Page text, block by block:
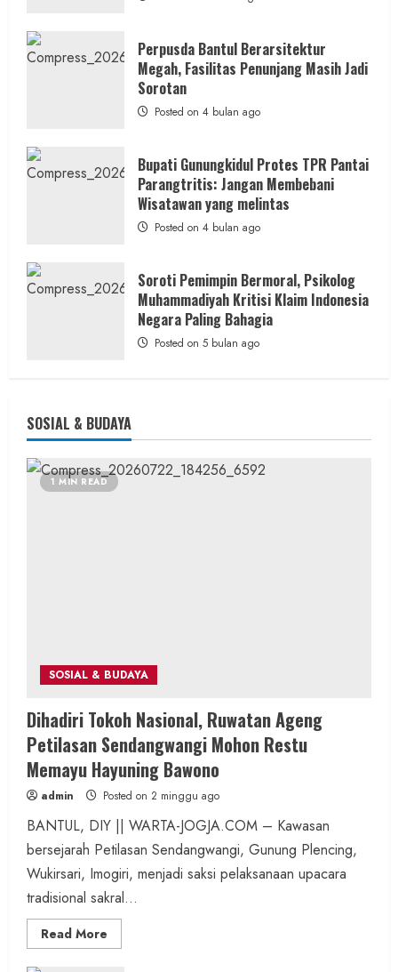
Separuhnya
Kontraktor:
Ketum
PWRI
Minta
Perpusda Bantul Berarsitektur
Megah, Fasilitas Penunjang Masih Jadi
Sorotan
Posted on 4 bulan ago
Bupati Gunungkidul Protes TPR Pantai
Parangtritis: Jangan Membebani
Wisatawan yang melintas
Posted on 4 bulan ago
Soroti Pemimpin Bermoral, Psikolog
Muhammadiyah Kritisi Klaim Indonesia
Negara Paling Bahagia
Posted on 5 bulan ago
SOSIAL & BUDAYA
1 MIN READ
SOSIAL & BUDAYA
Dihadiri Tokoh Nasional, Ruwatan Ageng
Petilasan Sendangwangi Mohon Restu
Memayu Hayuning Bawono
admin Posted on 2 minggu ago
BANTUL, DIY || WARTA-JOGJA.COM – Kawasan
bersejarah Petilasan Sendangwangi, Gunung Plencing,
Wukirsari, Imogiri, menjadi saksi pelaksanaan upacara
tradisional sakral...
Read More
more